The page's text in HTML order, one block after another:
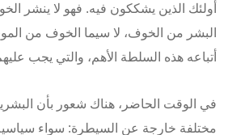
أولئك الذين يشككون فيه. فهو لا ينشر
البشر من الخوف، لا سيما الخوف من
أتباعه هذه السلطة الأهم، والتي يجب
في الوقت الحاضر، هناك شعور بأن
مختلفة خارجة عن السيطرة: سواء